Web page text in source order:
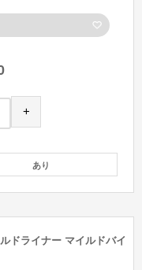
+
あり
ドライナー マイルドバイ